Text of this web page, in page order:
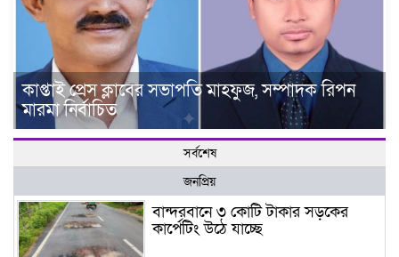
কাপ্তাই প্রেস ক্লাবের সভাপতি মাহফুজ, সম্পাদক রিপন
মারমা নির্বাচিত
সর্বশেষ
জনপ্রিয়
বান্দরবানে ৩ কোটি টাকার সড়কের
কার্পেটিং উঠে যাচ্ছে